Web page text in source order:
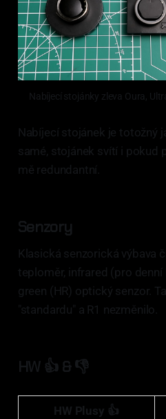
Nabíjecí stojánky zleva Oura,
Nabíjecí stojánek je totožný
samé, stojánek svítí i pokud
mě redundantní.
Senzory
Klasická senzorická výbava
teploměr, infrared (pro denní
green (HR) optický senzor.
"standardu" a R1 nezměnilo.
HW 👍 & 👎
HW Plusy 👍